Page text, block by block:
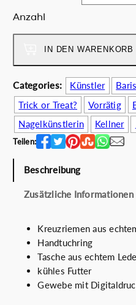
r
e
i
w
a
r
:
7
.
0
s
s
t
:
5
3
0
0
€
Anzahl
u
n
k
y
s
u
l
l
e
e
IN DEN WARENKORB
Categories: Künstler
Trick or Treat?
Vorrätig
Nagelkünstlerin
Kellner
Teilen:
Beschreibung
Zusätzliche Informationen
Kreuzriemen aus
Handtuchring
Tasche aus echtem
kühles Futter
Gewebe mit